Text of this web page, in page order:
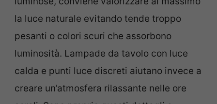
la luce naturale evitando tende troppo
pesanti o colori scuri che assorbono
luminosità. Lampade da tavolo con luce
calda e punti luce discreti aiutano invece a
creare un’atmosfera rilassante nelle ore